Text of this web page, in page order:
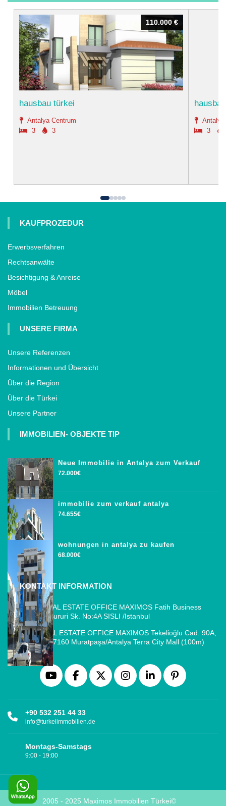
hausbau türkei
Antalya Centrum
3
3
110.000 €
110.000 €
Antalya
3
KAUFPROZEDUR
Erwerbsverfahren
Rechtsanwälte
Besichtigung & Anreise
Möbel
Immobilien Betreuung
UNSERE FIRMA
Unsere Referenzen
Informationen und Übersicht
Über die Region
Über die Türkei
Unsere Partner
IMMOBILIEN- OBJEKTE TIP
Neue Immobilie in Antalya zum Verkauf
72.000€
immobilie zum verkauf antalya
74.655€
wohnungen in antalya zu kaufen
68.000€
KONTAKT INFORMATION
ISTANBUL REAL ESTATE OFFICE MAXIMOS Fatih Business
Park, Cemal Sururi Sk. No:4A SISLI /Istanbul
ANTALYA REAL ESTATE OFFICE MAXIMOS Tekelioğlu Cad. 90A,
Fener Mah., 07160 Muratpaşa/Antalya Terra City Mall (100m)
+90 532 251 44 33
info@turkeiimmobilien.de
Montags-Samstags
9:00 - 19:00
2005 - 2025 Maximos Immobilien Türkei©